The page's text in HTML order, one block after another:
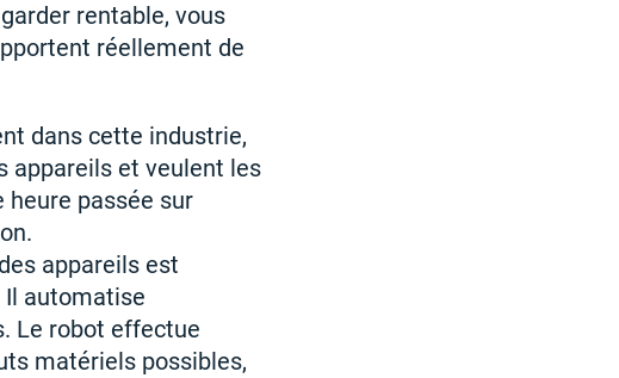
rentable, vous
réellement de
dans cette industrie,
appareils et veulent les
heure passée sur
appareils est
Il automatise
Le robot effectue
matériels possibles,